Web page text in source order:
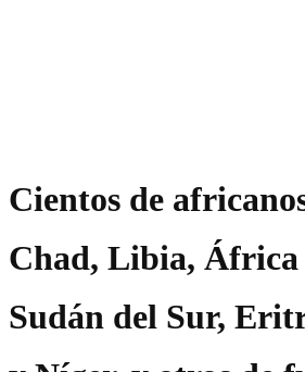
Cientos de
Chad, Libia,
Sudán del Sur,